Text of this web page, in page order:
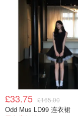
£33.75 £165.00
Odd Mus LD99 连衣裙